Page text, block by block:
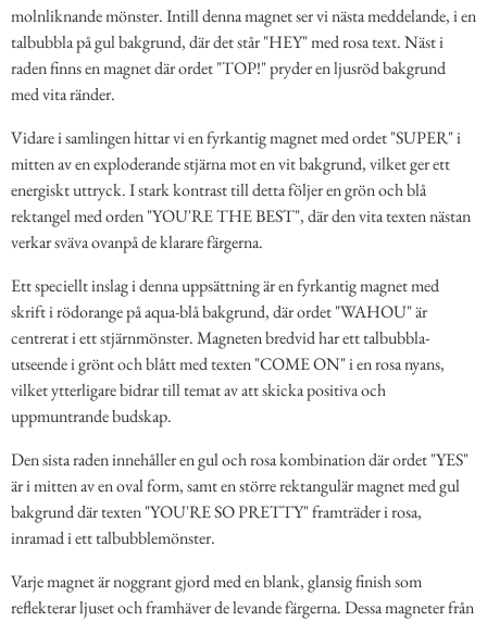
molnliknande mönster. Intill denna magnet ser vi nästa meddelande, i en
talbubbla på gul bakgrund, där det står "HEY" med rosa text. Näst i
raden finns en magnet där ordet "TOP!" pryder en ljusröd bakgrund
med vita ränder.
Vidare i samlingen hittar vi en fyrkantig magnet med ordet "SUPER" i
mitten av en exploderande stjärna mot en vit bakgrund, vilket ger ett
energiskt uttryck. I stark kontrast till detta följer en grön och blå
rektangel med orden "YOU'RE THE BEST", där den vita texten nästan
verkar sväva ovanpå de klarare färgerna.
Ett speciellt inslag i denna uppsättning är en fyrkantig magnet med
skrift i rödorange på aqua-blå bakgrund, där ordet "WAHOU" är
centrerat i ett stjärnmönster. Magneten bredvid har ett talbubbla-
utseende i grönt och blått med texten "COME ON" i en rosa nyans,
vilket ytterligare bidrar till temat av att skicka positiva och
uppmuntrande budskap.
Den sista raden innehåller en gul och rosa kombination där ordet "YES"
är i mitten av en oval form, samt en större rektangulär magnet med gul
bakgrund där texten "YOU'RE SO PRETTY" framträder i rosa,
inramad i ett talbubblemönster.
Varje magnet är noggrant gjord med en blank, glansig finish som
reflekterar ljuset och framhäver de levande färgerna. Dessa magneter från